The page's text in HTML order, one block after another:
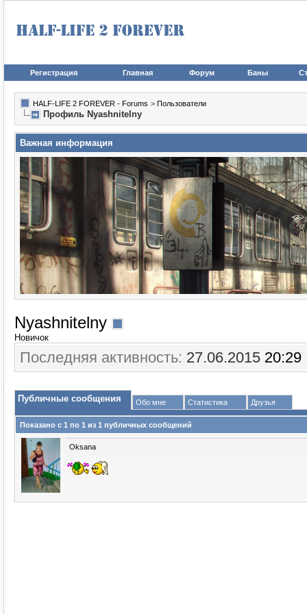
Регистрация Главная Форум Баны
HALF-LIFE 2 FOREVER - Forums > Пользователи
Профиль Nyashnitelny
Важная информация
Nyashnitelny
Новичок
Последняя активность: 27.06.2015 20:29
Публичные сообщения Обо мне Статистика Друзья
Показано с 1 по 1 из 1 публичных сообщений
Oksana